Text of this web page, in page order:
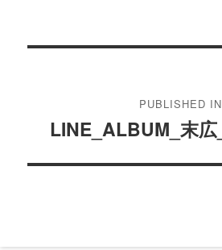
ゲ
PUBLISHED IN
LINE_ALBUM_末広